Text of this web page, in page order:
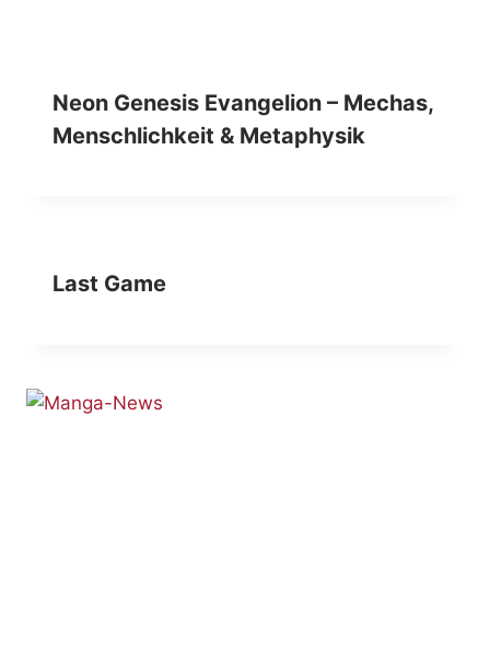
Neon Genesis Evangelion – Mechas,
Menschlichkeit & Metaphysik
Last Game